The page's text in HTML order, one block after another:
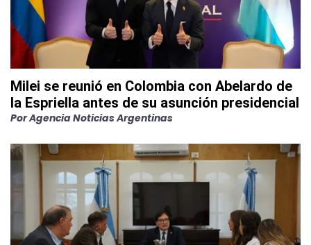
Milei se reunió en Colombia con Abelardo de
la Espriella antes de su asunción presidencial
PorAgencia Noticias Argentinas